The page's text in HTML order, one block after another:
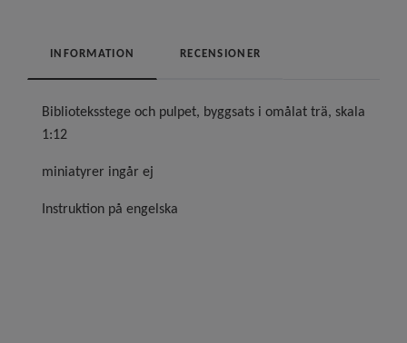
INFORMATION RECENSIONER
Biblioteksstege och pulpet, byggsats i omålat trä, skala
1:12
miniatyrer ingår ej
Instruktion på engelska